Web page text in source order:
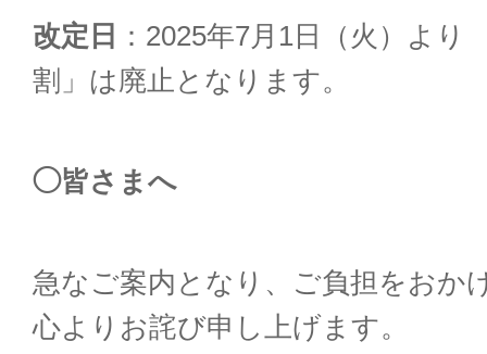
改定日 ：2025年7月1日（火）よ
割」は廃止となります。
◯皆さまへ
急なご案内となり、ご負担をおか
心よりお詫び申し上げます。